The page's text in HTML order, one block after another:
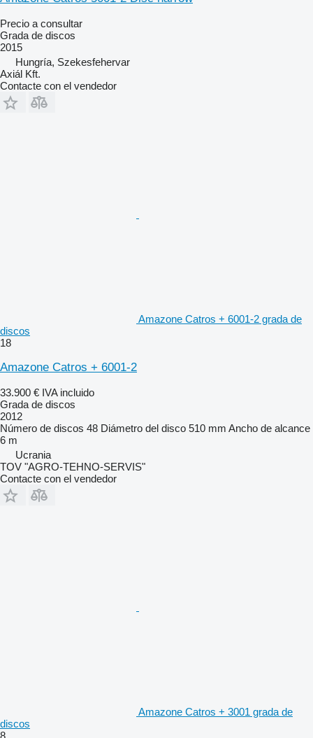
Precio a consultar
Grada de discos
2015
Hungría, Szekesfehervar
Axiál Kft.
Contacte con el vendedor
Amazone Catros + 6001-2 grada de
discos
18
Amazone Catros + 6001-2
33.900 € IVA incluido
Grada de discos
2012
Número de discos 48 Diámetro del disco 510 mm Ancho de alcance
6 m
Ucrania
TOV "AGRO-TEHNO-SERVIS"
Contacte con el vendedor
Amazone Catros + 3001 grada de
discos
8